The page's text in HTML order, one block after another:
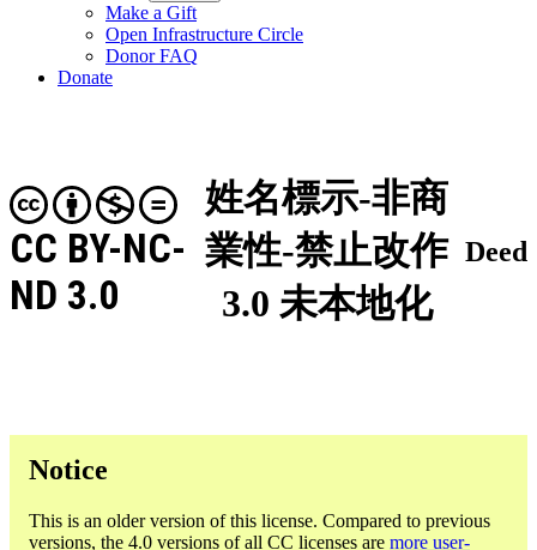
Make a Gift
Open Infrastructure Circle
Donor FAQ
Donate
姓名標示-非商
業性-禁止改作
3.0 未本地化
CC BY-NC-
ND 3.0
Deed
Notice
This is an older version of this license. Compared to previous
versions, the 4.0 versions of all CC licenses are more user-